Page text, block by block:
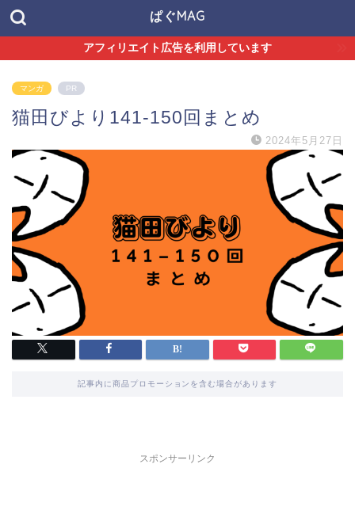
ぱぐMAG
アフィリエイト広告を利用しています
マンガ PR
猫田びより141-150回まとめ
2024年5月27日
記事内に商品プロモーションを含む場合があります
スポンサーリンク